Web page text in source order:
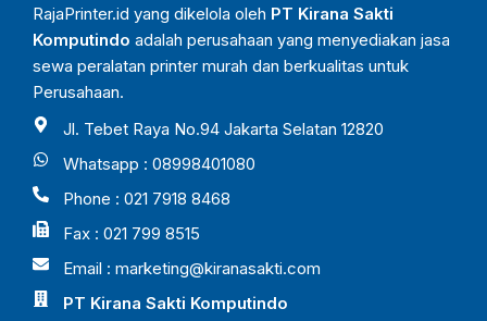
RajaPrinter.id yang dikelola oleh PT Kirana Sakti
Komputindo adalah perusahaan yang menyediakan jasa
sewa peralatan printer murah dan berkualitas untuk
Perusahaan.
Jl. Tebet Raya No.94 Jakarta Selatan 12820
Whatsapp : 08998401080
Phone : 021 7918 8468
Fax : 021 799 8515
Email : marketing@kiranasakti.com
PT Kirana Sakti Komputindo